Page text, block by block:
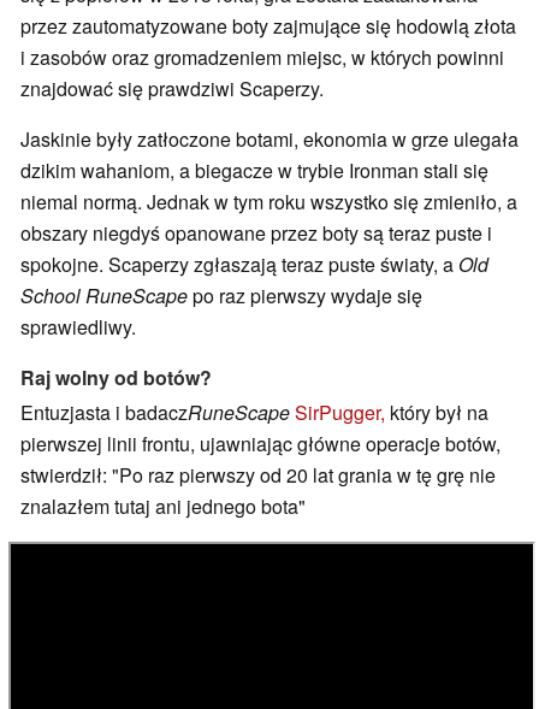
przez zautomatyzowane boty zajmujące się hodowlą złota
i zasobów oraz gromadzeniem miejsc, w których powinni
znajdować się prawdziwi Scaperzy.
Jaskinie były zatłoczone botami, ekonomia w grze ulegała
dzikim wahaniom, a biegacze w trybie Ironman stali się
niemal normą. Jednak w tym roku wszystko się zmieniło, a
obszary niegdyś opanowane przez boty są teraz puste i
spokojne. Scaperzy zgłaszają teraz puste światy, a Old
School RuneScapepo raz pierwszy wydaje się
sprawiedliwy.
Raj wolny od botów?
Entuzjasta i badaczRuneScapeSirPugger, który był na
pierwszej linii frontu, ujawniając główne operacje botów,
stwierdził: "Po raz pierwszy od 20 lat grania w tę grę nie
znalazłem tutaj ani jednego bota"